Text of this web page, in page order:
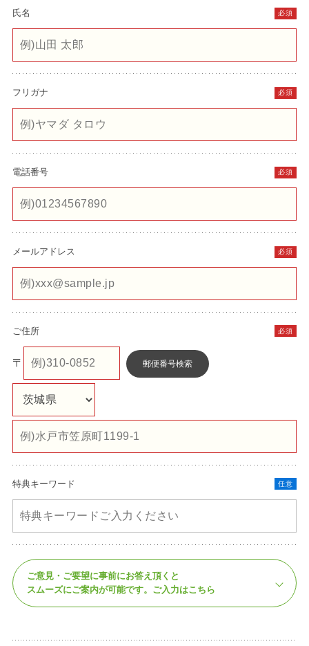
氏名 必須
フリガナ 必須
電話番号 必須
メールアドレス 必須
ご住所 必須
〒 郵便番号検索
特典キーワード 任意
ご意見・ご要望に事前にお答え頂くと
スムーズにご案内が可能です。 ご入力はこちら